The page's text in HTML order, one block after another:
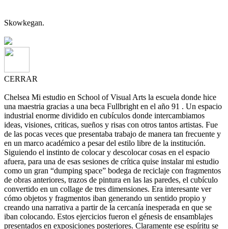
Skowkegan.
CERRAR
Chelsea Mi estudio en School of Visual Arts la escuela donde hice
una maestria gracias a una beca Fullbright en el año 91 . Un espacio
industrial enorme dividido en cubículos donde intercambiamos
ideas, visiones, criticas, sueños y risas con otros tantos artistas. Fue
de las pocas veces que presentaba trabajo de manera tan frecuente y
en un marco académico a pesar del estilo libre de la institución.
Siguiendo el instinto de colocar y descolocar cosas en el espacio
afuera, para una de esas sesiones de crítica quise instalar mi estudio
como un gran “dumping space” bodega de reciclaje con fragmentos
de obras anteriores, trazos de pintura en las las paredes, el cubículo
convertido en un collage de tres dimensiones. Era interesante ver
cómo objetos y fragmentos iban generando un sentido propio y
creando una narrativa a partir de la cercanía inesperada en que se
iban colocando. Estos ejercicios fueron el génesis de ensamblajes
presentados en exposiciones posteriores. Claramente ese espíritu se